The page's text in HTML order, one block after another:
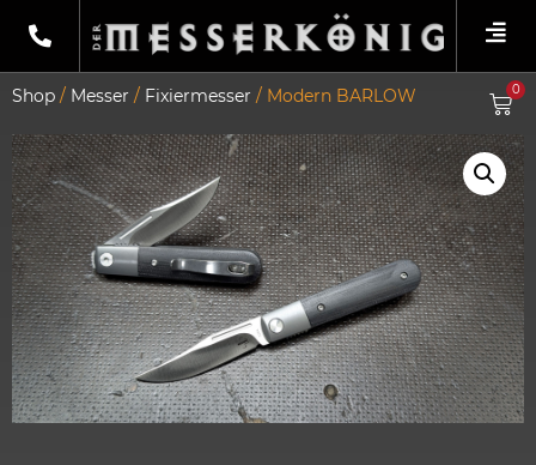
0
Shop / Messer / Fixiermesser / Modern BARLOW